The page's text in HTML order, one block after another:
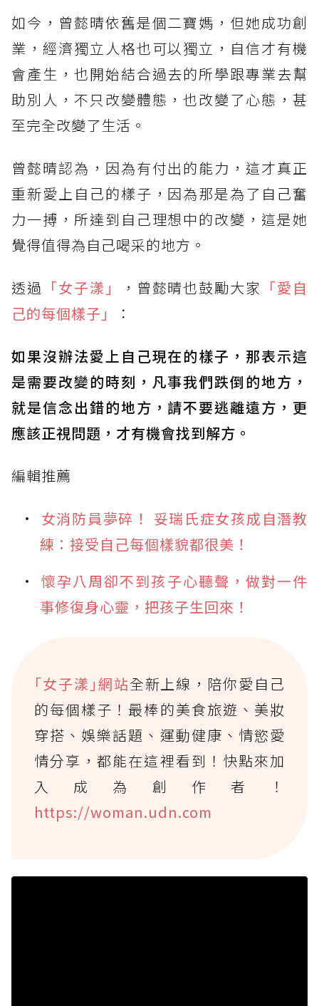
如今，曾懿晴依舊是個二寶媽，但她成功創
業，經濟獨立人格也可以獨立，自信才有機
會產生，也開始結合過去的所學跟專業去幫
助別人，不只改變體態，也改變了心態，甚
至完全改變了生活。
曾懿晴認為，因為有付出的能力，這才真正
重新愛上自己的樣子，因為那是為了自己奮
力一搏，所達到自己理想中的改變，這是她
覺得值得為自己喝采的地方。
透過 「女子漾」 ，曾懿晴也鼓勵大家 「愛自
己的每個樣子」
：
如果沒辦法愛上自己現在的樣子，那表示這
是需要改變的時刻，凡事我們跌倒的地方，
就是信念出錯的地方，請不要逃離遠方，更
應該正視問題，才有機會找到解方。
編輯推薦
女消防員夢碎！ 妥瑞氏症女孩成自潛教
練：接受自己每個樣貌都很美！
懷孕八周卻不到孩子心聽聲，做對一件
事修復身心靈，把孩子生回來！
｢女子漾｣網站全新上線，陪你愛自己
的每個樣子！最棒的美食旅遊、美妝
穿搭、娛樂話題、運動健康、情慾愛
情分享，都能在這裡看到！快點來加
入成為創作者！
https://woman.udn.com